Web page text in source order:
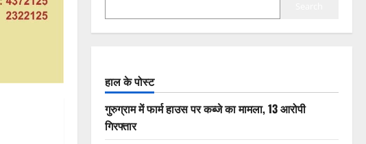
हाल के पोस्ट
गुरुग्राम में फार्म हाउस पर कब्जे का मामला, 13 आरोपी
गिरफ्तार